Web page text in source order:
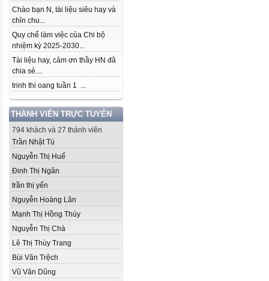
Chào bạn N, tài liệu siêu hay và
chỉn chu...
Quy chế làm việc của Chi bộ
nhiệm kỳ 2025-2030...
Tài liệu hay, cảm ơn thầy HN đã
chia sẻ....
trinh thi oang tuần 1 ...
THÀNH VIÊN TRỰC TUYẾN
794 khách và 27 thành viên
Trần Nhật Tú
Nguyễn Thị Huế
Đinh Thị Ngân
trần thị yến
Nguyễn Hoàng Lân
Mạnh Thị Hồng Thúy
Nguyễn Thị Chà
Lê Thị Thùy Trang
Bùi Văn Trệch
Vũ Văn Dũng